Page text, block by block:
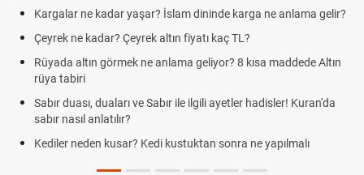
Kargalar ne kadar yaşar? İslam dininde karga ne anlama gelir?
Çeyrek ne kadar? Çeyrek altın fiyatı kaç TL?
Rüyada altın görmek ne anlama geliyor? 8 kısa maddede Altın
rüya tabiri
Sabır duası, duaları ve Sabır ile ilgili ayetler hadisler! Kuran'da
sabır nasıl anlatılır?
Kediler neden kusar? Kedi kustuktan sonra ne yapılmalı